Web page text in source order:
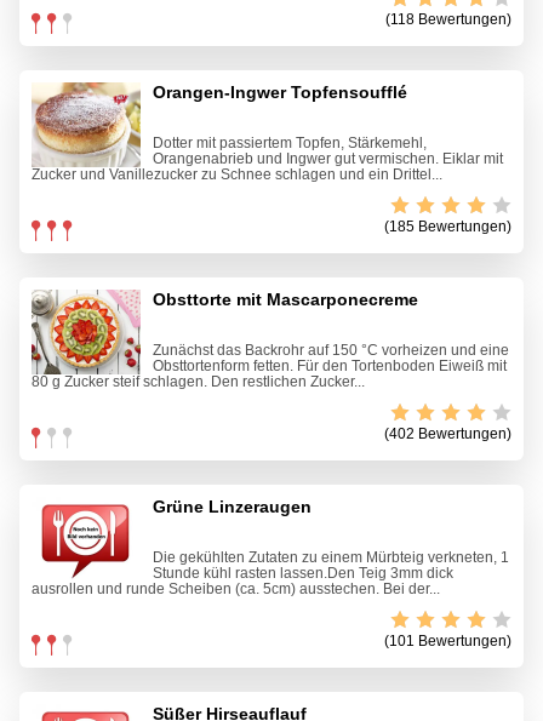
(118 Bewertungen)
Orangen-Ingwer Topfensoufflé
Dotter mit passiertem Topfen, Stärkemehl,
Orangenabrieb und Ingwer gut vermischen. Eiklar mit
Zucker und Vanillezucker zu Schnee schlagen und ein Drittel...
(185 Bewertungen)
Obsttorte mit Mascarponecreme
Zunächst das Backrohr auf 150 °C vorheizen und eine
Obsttortenform fetten. Für den Tortenboden Eiweiß mit
80 g Zucker steif schlagen. Den restlichen Zucker...
(402 Bewertungen)
Grüne Linzeraugen
Die gekühlten Zutaten zu einem Mürbteig verkneten, 1
Stunde kühl rasten lassen.Den Teig 3mm dick
ausrollen und runde Scheiben (ca. 5cm) ausstechen. Bei der...
(101 Bewertungen)
Süßer Hirseauflauf